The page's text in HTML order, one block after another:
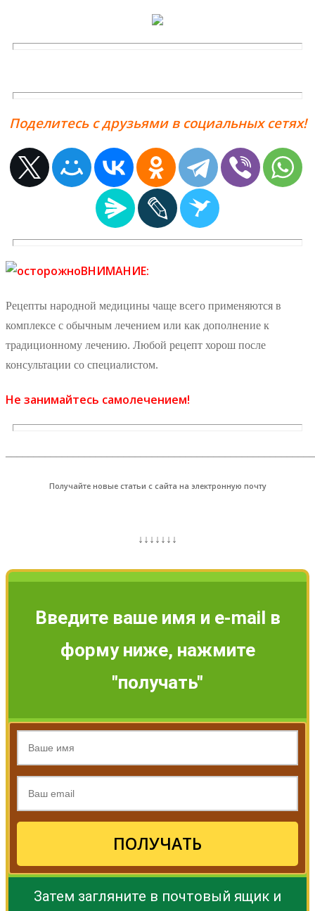
Поделитесь с друзьями в социальных сетях!
ВНИМАНИЕ:
Рецепты народной медицины чаще всего применяются в
комплексе с обычным лечением или как дополнение к
традиционному лечению. Любой рецепт хорош после
консультации со специалистом.
Не занимайтесь самолечением!
Получайте новые статьи с сайта на электронную почту
↓↓↓↓↓↓↓
Введите ваше имя и e-mail в
форму ниже, нажмите
"получать"
ПОЛУЧАТЬ
Затем загляните в почтовый ящик и